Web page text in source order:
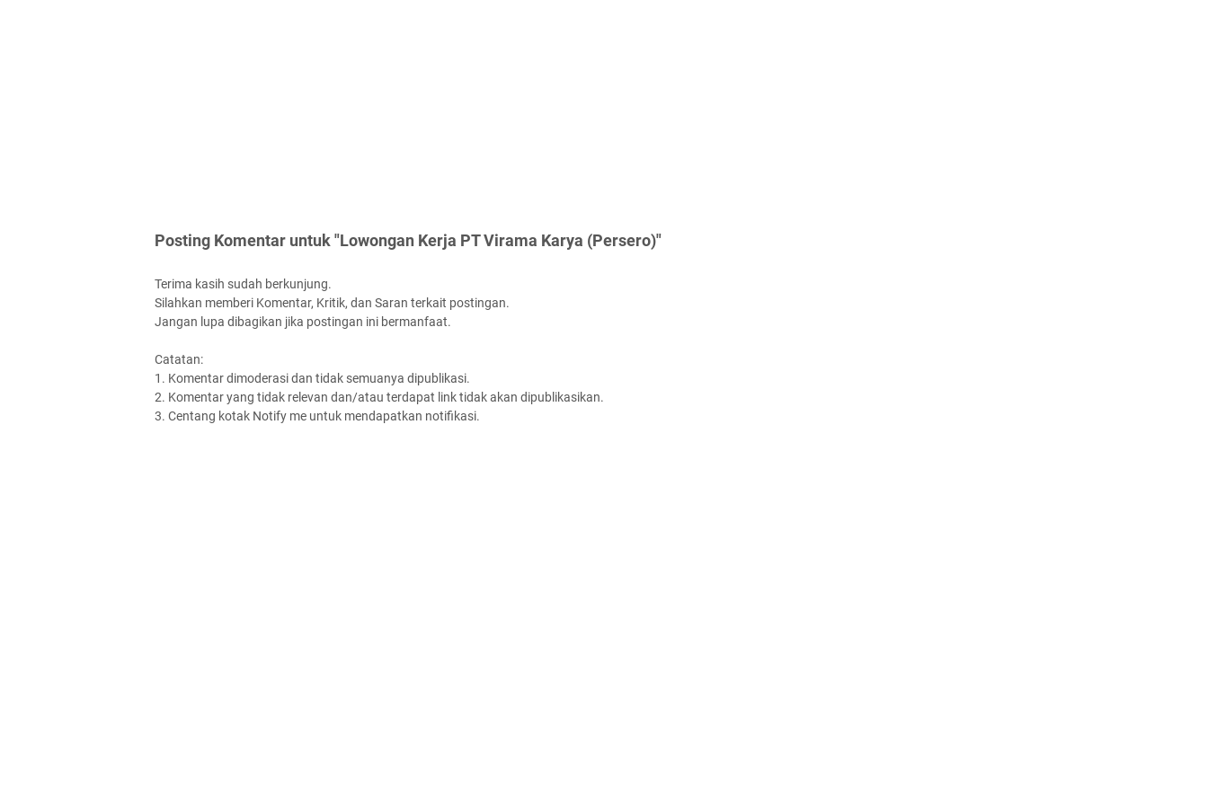
Posting Komentar untuk "Lowongan Kerja PT Virama Karya (Persero)"
Terima kasih sudah berkunjung.
Silahkan memberi Komentar, Kritik, dan Saran terkait postingan.
Jangan lupa dibagikan jika postingan ini bermanfaat.
Catatan:
1. Komentar dimoderasi dan tidak semuanya dipublikasi.
2. Komentar yang tidak relevan dan/atau terdapat link tidak akan dipublikasikan.
3. Centang kotak Notify me untuk mendapatkan notifikasi.